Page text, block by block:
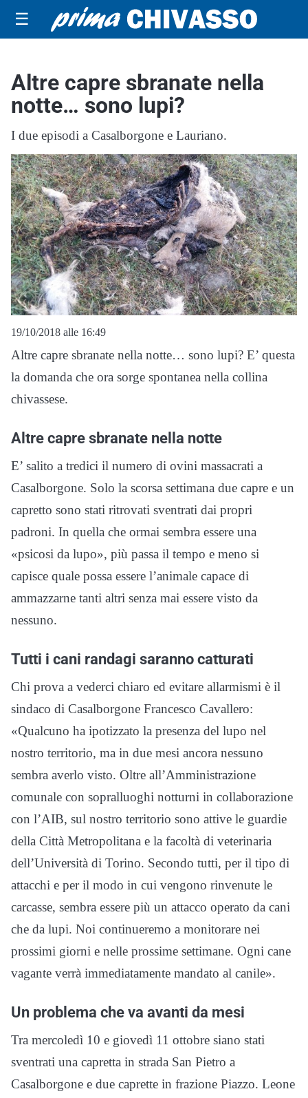
☰
Altre capre sbranate nella
notte… sono lupi?
I due episodi a Casalborgone e Lauriano.
19/10/2018 alle 16:49
Altre capre sbranate nella notte… sono lupi? E’ questa
la domanda che ora sorge spontanea nella collina
chivassese.
Altre capre sbranate nella notte
E’ salito a tredici il numero di ovini massacrati a
Casalborgone. Solo la scorsa settimana due capre e un
capretto sono stati ritrovati sventrati dai propri
padroni. In quella che ormai sembra essere una
«psicosi da lupo», più passa il tempo e meno si
capisce quale possa essere l’animale capace di
ammazzarne tanti altri senza mai essere visto da
nessuno.
Tutti i cani randagi saranno catturati
Chi prova a vederci chiaro ed evitare allarmismi è il
sindaco di Casalborgone Francesco Cavallero:
«Qualcuno ha ipotizzato la presenza del lupo nel
nostro territorio, ma in due mesi ancora nessuno
sembra averlo visto. Oltre all’Amministrazione
comunale con sopralluoghi notturni in collaborazione
con l’AIB, sul nostro territorio sono attive le guardie
della Città Metropolitana e la facoltà di veterinaria
dell’Università di Torino. Secondo tutti, per il tipo di
attacchi e per il modo in cui vengono rinvenute le
carcasse, sembra essere più un attacco operato da cani
che da lupi. Noi continueremo a monitorare nei
prossimi giorni e nelle prossime settimane. Ogni cane
vagante verrà immediatamente mandato al canile».
Un problema che va avanti da mesi
Tra mercoledì 10 e giovedì 11 ottobre siano stati
sventrati una capretta in strada San Pietro a
Casalborgone e due caprette in frazione Piazzo. Leone